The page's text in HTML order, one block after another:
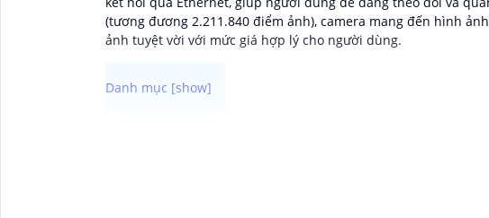
(tương đương 2.211.840 điểm ảnh), camera mang đến hình
ảnh tuyệt vời với mức giá hợp lý cho người dùng.
cứng, người dùng có thể lưu trữ một lượng lớn dữ liệu
Đầu ghi này cung cấp các tính năng hiệu quả như ghi